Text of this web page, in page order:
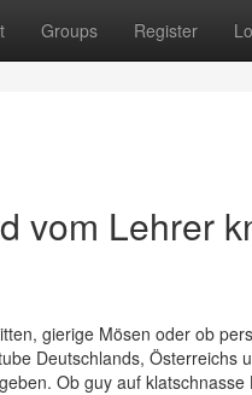
Groups Register
vom Lehrer
gierige Mösen oder ob
Deutschlands, Österreichs
Ob guy auf klatschnasse